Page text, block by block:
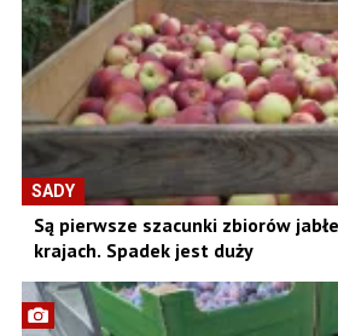
SADY
Są pierwsze szacunki zbiorów
krajach. Spadek jest duży